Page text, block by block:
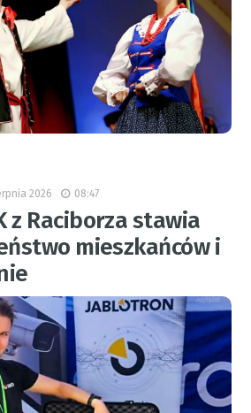
2026 08:47
z Raciborza stawia
mieszkańców i